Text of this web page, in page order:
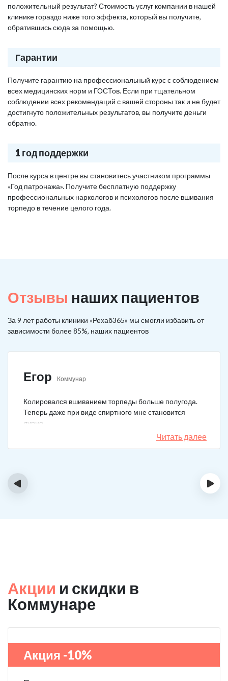
положительный результат? Стоимость услуг компании в нашей
клинике гораздо ниже того эффекта, который вы получите,
обратившись сюда за помощью.
Гарантии
Получите гарантию на профессиональный курс с соблюдением
всех медицинских норм и ГОСТов. Если при тщательном
соблюдении всех рекомендаций с вашей стороны так и не будет
достигнуто положительных результатов, вы получите деньги
обратно.
1 год поддержки
После курса в центре вы становитесь участником программы
«Год патронажа». Получите бесплатную поддержку
профессиональных наркологов и психологов после вшивания
торпедо в течение целого года.
Отзывы наших пациентов
За 9 лет работы клиники «Рехаб365» мы смогли избавить от
зависимости более 85%, наших пациентов
Егор Коммунар
Колировался вшиванием торпеды больше полугода.
Теперь даже при виде спиртного мне становится
дурно.
Читать далее
‹ ›
Акции и скидки в
Коммунаре
Акция -10%